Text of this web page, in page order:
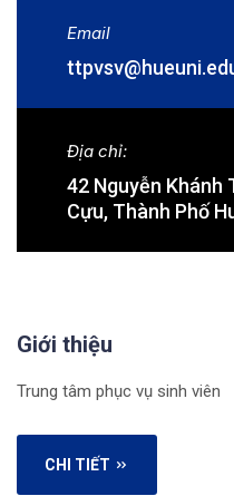
Email
Địa chỉ:
42 Nguyễn Khánh
Cựu, Thành Phố
Giới thiệu
Trung tâm phục vụ sinh viên
CHI TIẾT